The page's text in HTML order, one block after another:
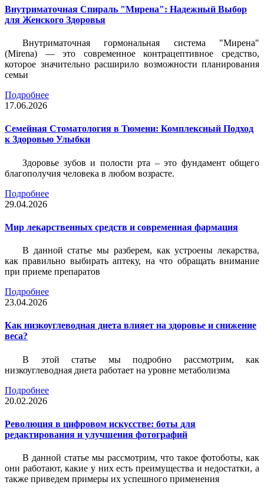
Внутриматочная Спираль "Мирена": Надежный Выбор
для Женского Здоровья
Внутриматочная гормональная система "Мирена"
(Mirena) — это современное контрацептивное средство,
которое значительно расширило возможности планирования
семьи
Подробнее
17.06.2026
Семейная Стоматология в Тюмени: Комплексный Подход
к Здоровью Улыбки
Здоровье зубов и полости рта – это фундамент общего
благополучия человека в любом возрасте.
Подробнее
29.04.2026
Мир лекарственных средств и современная фармация
В данной статье мы разберем, как устроены лекарства,
как правильно выбирать аптеку, на что обращать внимание
при приеме препаратов
Подробнее
23.04.2026
Как низкоуглеводная диета влияет на здоровье и снижение
веса?
В этой статье мы подробно рассмотрим, как
низкоуглеводная диета работает на уровне метаболизма
Подробнее
20.02.2026
Революция в цифровом искусстве: боты для
редактирования и улучшения фотографий
В данной статье мы рассмотрим, что такое фотоботы, как
они работают, какие у них есть преимущества и недостатки, а
также приведем примеры их успешного применения